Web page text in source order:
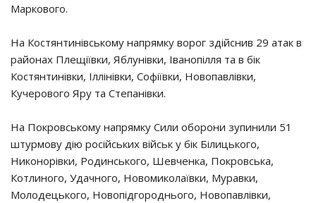
Маркового.
На Костянтинівському напрямку ворог здійснив 29 атак в
районах Плещіївки, Яблунівки, Іванопілля та в бік
Костянтинівки, Іллінівки, Софіївки, Новопавлівки,
Кучерового Яру та Степанівки.
На Покровському напрямку Сили оборони зупинили 51
штурмову дію російських військ у бік Білицького,
Никонорівки, Родинського, Шевченка, Покровська,
Котлиного, Удачного, Новомиколаївки, Муравки,
Молодецького, Новопідгороднього, Новопавлівки,